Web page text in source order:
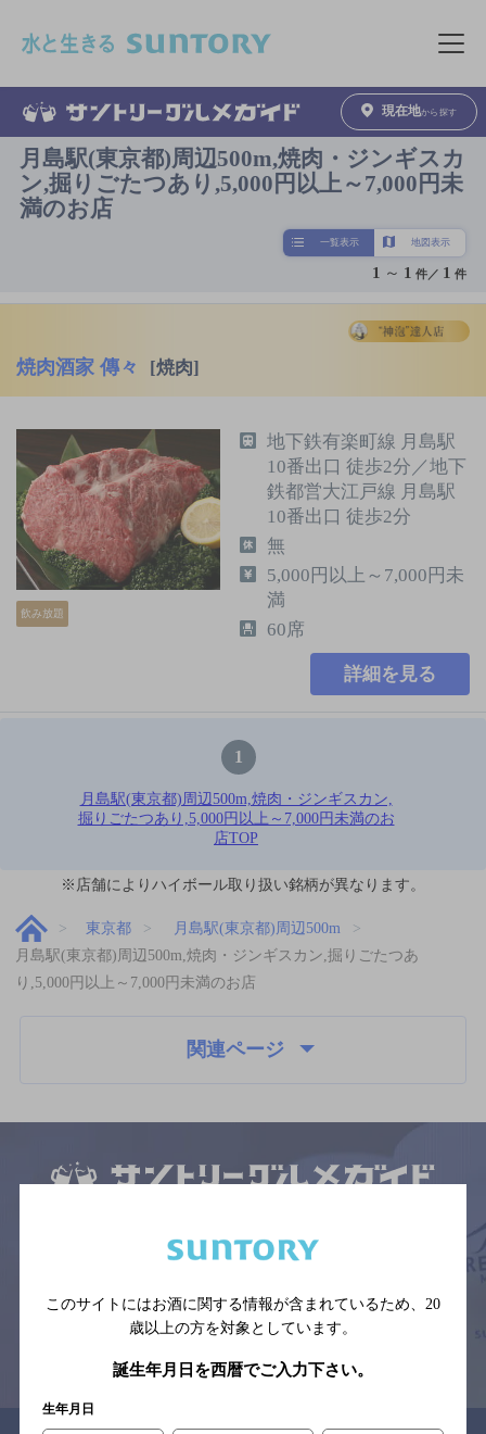
メニュ
現在地から探す
月島駅(東京都)周辺500m,焼肉・ジンギスカ
ン,掘りごたつあり,5,000円以上～7,000円未
満のお店
一覧表示 地図表示
1 ～ 1 件／ 1 件
焼肉酒家 傳々 [焼肉]
飲み放題
地下鉄有楽町線 月島駅
10番出口 徒歩2分／地下
鉄都営大江戸線 月島駅
10番出口 徒歩2分
無
5,000円以上～7,000円未
満
60席
詳細を見る
1
月島駅(東京都)周辺500m,焼肉・ジンギスカン,
掘りごたつあり,5,000円以上～7,000円未満のお
店TOP
※店舗によりハイボール取り扱い銘柄が異なります。
東京都
月島駅(東京都)周辺500m
月島駅(東京都)周辺500m,焼肉・ジンギスカン,掘りごたつあ
り,5,000円以上～7,000円未満のお店
関連ページ
※それぞれのお店のメニューや営業時間などの掲載情報については、
予告なしに変更されることがありますので、
す。
このサイトにはお酒に関する情報が含まれているため、 20
歳以上の方を対象としています。
誕生年月日を西暦でご入力下さい。
生年月日